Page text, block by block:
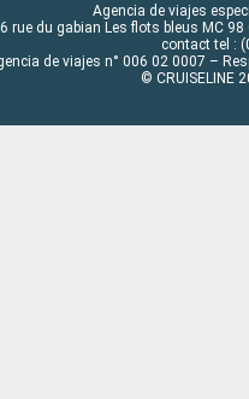
Agencia de viajes
rue du gabian Les flots bleus MC
contact tel :
de viajes n° 006 02 0007 –
© CRUISELINE